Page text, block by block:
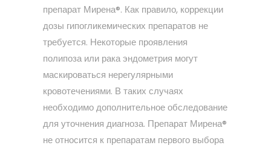
препарат Мирена®. Как правило, коррекции
дозы гипогликемических препаратов не
требуется. Некоторые проявления
полипоза или рака эндометрия могут
маскироваться нерегулярными
кровотечениями. В таких случаях
необходимо дополнительное обследование
для уточнения диагноза. Препарат Мирена®
не относится к препаратам первого выбора